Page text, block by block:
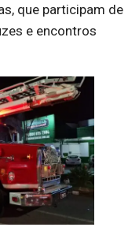
que participam de
e encontros